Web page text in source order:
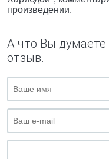
произведении.
А что Вы думаете
отзыв.